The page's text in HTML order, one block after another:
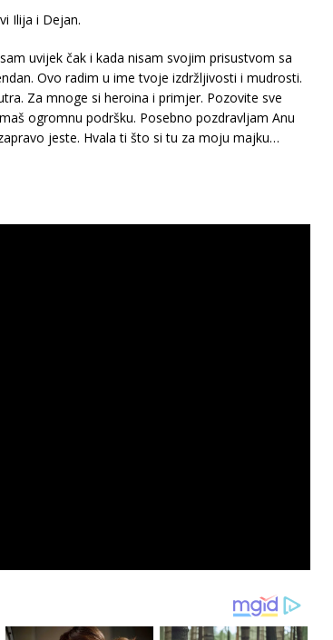
Ilija i Dejan.
uvijek čak i kada nisam svojim prisustvom sa
Ovo radim u ime tvoje izdržljivosti i mudrosti.
Za mnoge si heroina i primjer. Pozovite sve
ogromnu podršku. Posebno pozdravljam Anu
jeste. Hvala ti što si tu za moju majku…